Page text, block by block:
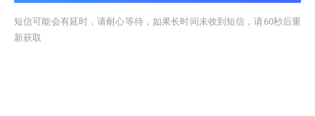
短信可能会有延时，请耐心等待，如果长时间未收到短信，请60秒后重
新获取